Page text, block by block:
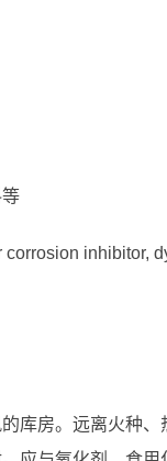
inhibitor,
库房。远离火种、